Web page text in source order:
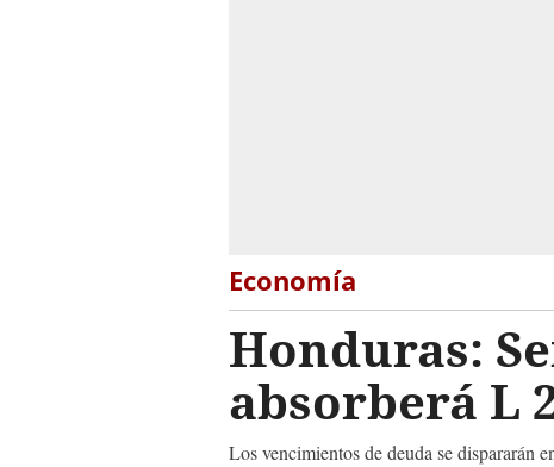
Economía
Honduras:
absorberá L
Los vencimientos de deuda se dispararán